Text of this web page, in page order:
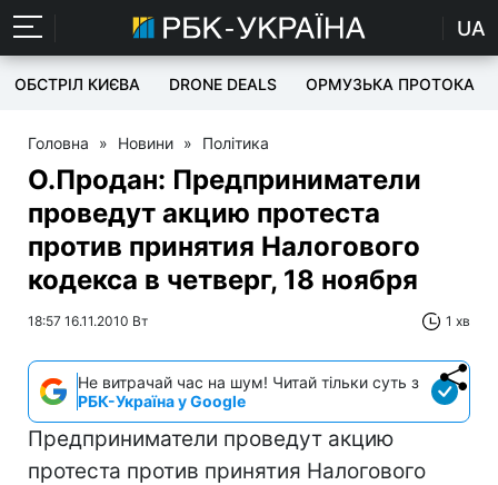
UA
ОБСТРІЛ КИЄВА DRONE DEALS ОРМУЗЬКА ПРОТОКА
Головна » Новини » Політика
О.Продан: Предприниматели
проведут акцию протеста
против принятия Налогового
кодекса в четверг, 18 ноября
18:57 16.11.2010 Вт 1 хв
Не витрачай час на шум! Читай тільки суть з
РБК-Україна у Google
Предприниматели проведут акцию
протеста против принятия Налогового